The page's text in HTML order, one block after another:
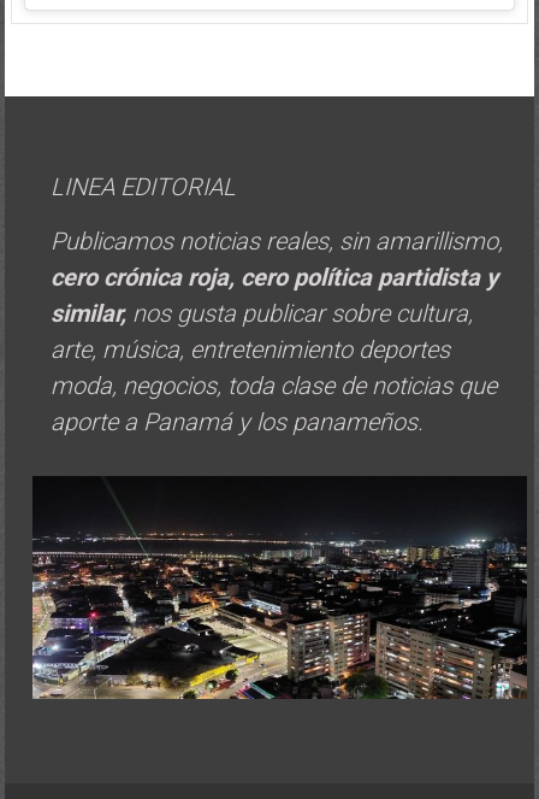
LINEA EDITORIAL
Publicamos noticias reales, sin amarillismo,
cero crónica roja, cero política partidista y
similar, nos gusta publicar sobre cultura,
arte, música, entretenimiento deportes
moda, negocios, toda clase de noticias que
aporte a Panamá y los panameños.